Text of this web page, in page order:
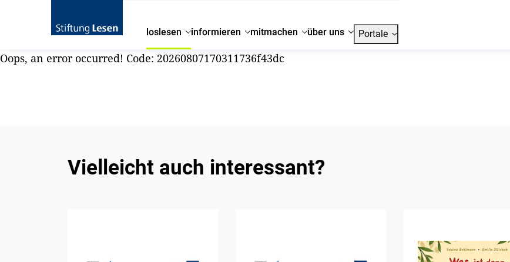
loslesen informieren mitmachen über uns Portale
Oops, an error occurred! Code: 20260807170311736f43dc
Vielleicht auch interessant?